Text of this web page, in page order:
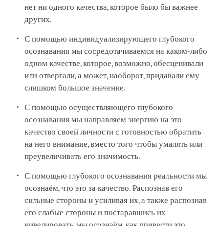
нет ни одного качества, которое было бы важнее
других.
С помощью индивидуализирующего глубокого
осознавания мы сосредотачиваемся на каком-либо
одном качестве, которое, возможно, обесценивали
или отвергали, а может, наоборот, придавали ему
слишком большое значение.
С помощью осуществляющего глубокого
осознавания мы направляем энергию на это
качество своей личности с готовностью обратить
на него внимание, вместо того чтобы умалять или
преувеличивать его значимость.
С помощью глубокого осознавания реальности мы
осознаём, что это за качество. Распознав его
сильные стороны и усиливая их, а также распознав
его слабые стороны и постаравшись их